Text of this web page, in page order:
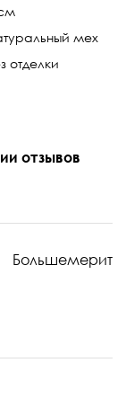
мех
отделки
отзывов
Большемерит